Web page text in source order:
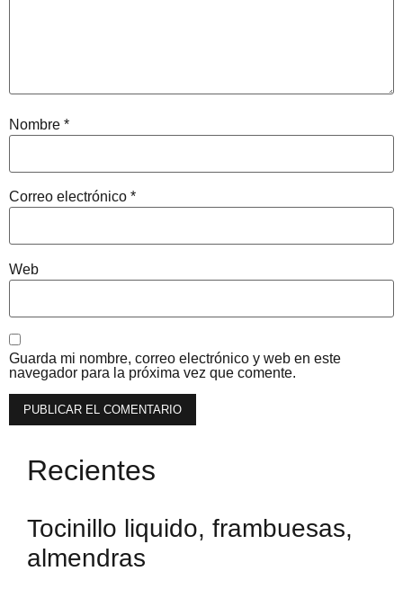
Nombre *
Correo electrónico *
Web
Guarda mi nombre, correo electrónico y web en este
navegador para la próxima vez que comente.
Recientes
Tocinillo liquido, frambuesas,
almendras